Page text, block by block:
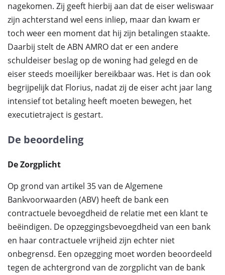
nagekomen. Zij geeft hierbij aan dat de eiser weliswaar
zijn achterstand wel eens inliep, maar dan kwam er
toch weer een moment dat hij zijn betalingen staakte.
Daarbij stelt de ABN AMRO dat er een andere
schuldeiser beslag op de woning had gelegd en de
eiser steeds moeilijker bereikbaar was. Het is dan ook
begrijpelijk dat Florius, nadat zij de eiser acht jaar lang
intensief tot betaling heeft moeten bewegen, het
executietraject is gestart.
De beoordeling
De Zorgplicht
Op grond van artikel 35 van de Algemene
Bankvoorwaarden (ABV) heeft de bank een
contractuele bevoegdheid de relatie met een klant te
beëindigen. De opzeggingsbevoegdheid van een bank
en haar contractuele vrijheid zijn echter niet
onbegrensd. Een opzegging moet worden beoordeeld
tegen de achtergrond van de zorgplicht van de bank